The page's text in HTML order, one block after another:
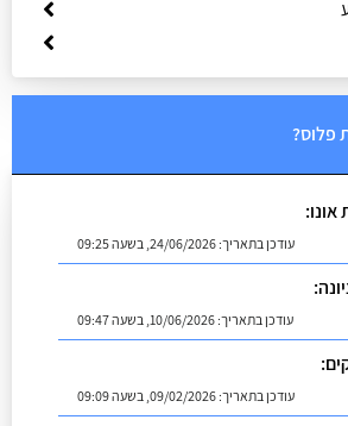
פלוס?
אונו:
עודכן בתאריך:24/06/2026, בשעה 09:25
עודכן בתאריך:10/06/2026, בשעה 09:47
עודכן בתאריך:09/02/2026, בשעה 09:09